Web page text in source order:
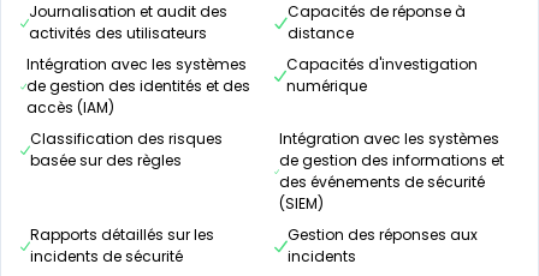
Journalisation et audit des
activités des utilisateurs
Capacités de réponse à
distance
Intégration avec les systèmes
de gestion des identités et des
accès (IAM)
Capacités d'investigation
numérique
Classification des risques
basée sur des règles
Intégration avec les systèmes
de gestion des informations et
des événements de sécurité
(SIEM)
Rapports détaillés sur les
incidents de sécurité
Gestion des réponses aux
incidents